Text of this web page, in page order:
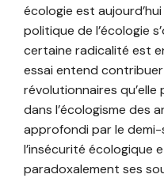
écologie est
politique de l’écologie
certaine radicalité est
essai entend
révolutionnaires
dans l’écologisme des
approfondi par le demi-
l’insécurité écologique
paradoxalement ses